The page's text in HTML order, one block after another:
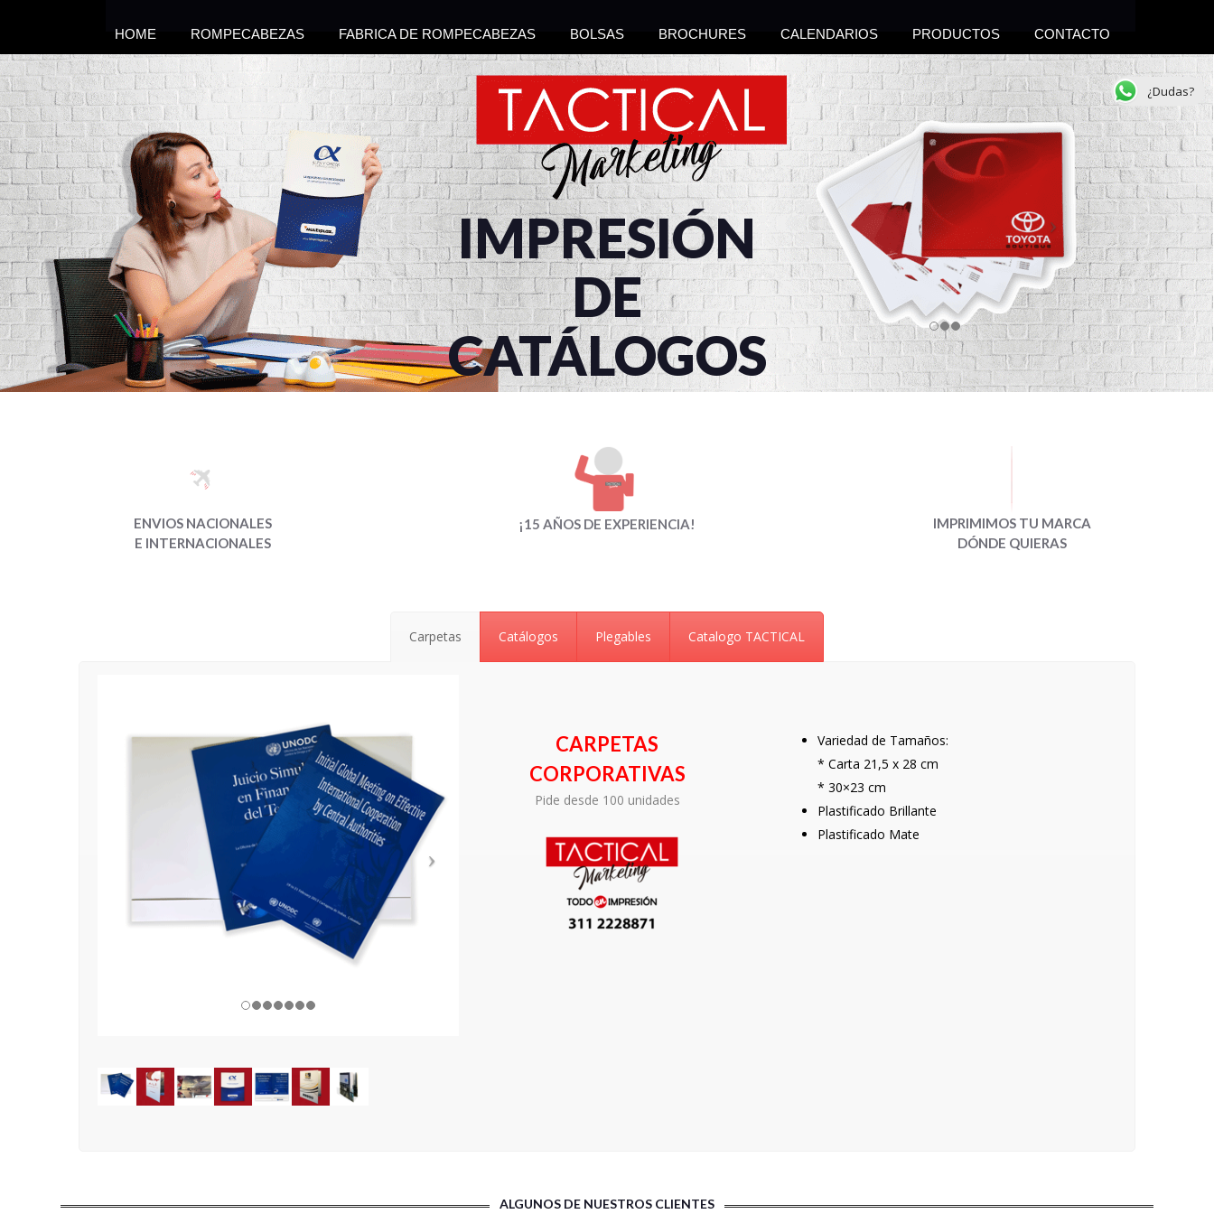
HOME ROMPECABEZAS FABRICA DE ROMPECABEZAS BOLSAS BROCHURES CALENDARIOS PRODUCTOS CONTACTO
IMPRESIÓN
DE
CATÁLOGOS
ENVIOS NACIONALES
E INTERNACIONALES
¡15 AÑOS DE EXPERIENCIA!
IMPRIMIMOS TU MARCA
DÓNDE QUIERAS
Carpetas Catálogos Plegables Catalogo TACTICAL
CARPETAS
CORPORATIVAS
Pide desde 100 unidades
Variedad de Tamaños:
* Carta 21,5 x 28 cm
* 30×23 cm
Plastificado Brillante
Plastificado Mate
ALGUNOS DE NUESTROS CLIENTES
¿Dudas?